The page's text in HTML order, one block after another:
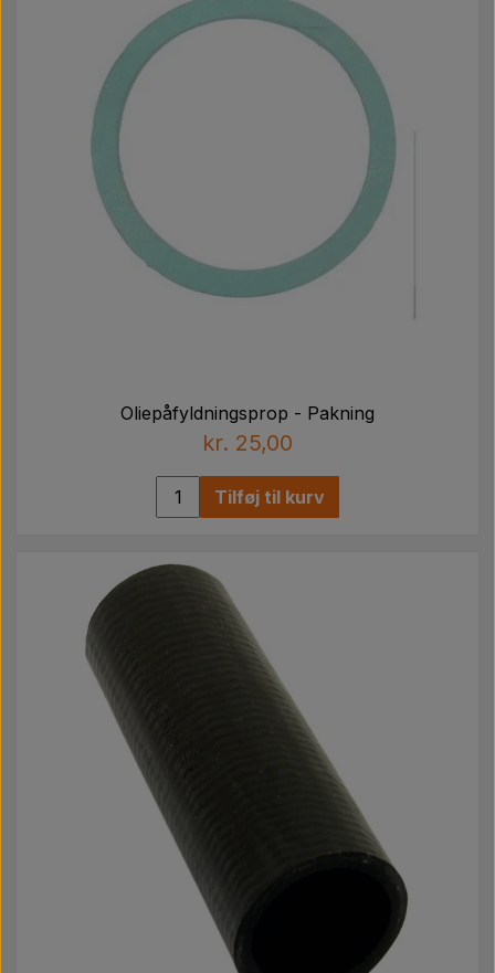
Oliepåfyldningsprop - Pakning
kr. 25,00
Tilføj til kurv